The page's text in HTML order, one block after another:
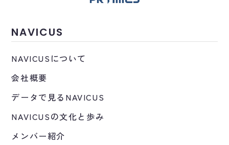
NAVICUS
NAVICUSについて
会社概要
データで見るNAVICUS
NAVICUSの文化と歩み
メンバー紹介